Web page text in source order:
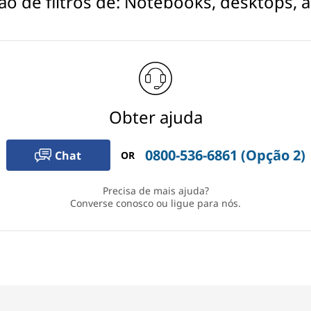
Obter ajuda
Chat OR 0800-536-6861 (Opção 2)
Precisa de mais ajuda?
Converse conosco ou ligue para nós.